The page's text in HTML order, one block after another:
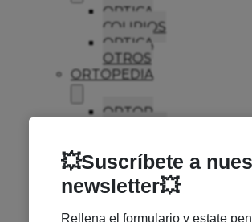
OPTICA
COLIRIOS
OPTICA
OTROS
ORTOPEDIA
ORTOP
SEXUAL
LUBRICANTES
PRESERVATIVOS